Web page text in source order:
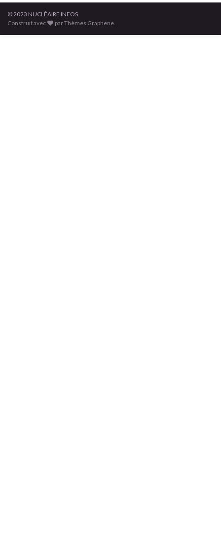
© 2023 NUCLÉAIRE INFOS.
Construit avec
par Thèmes Graphene.